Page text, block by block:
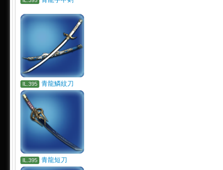
IL.395 青龍鱗紋刀
IL.395 青龍短刀